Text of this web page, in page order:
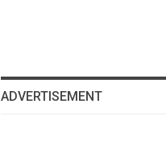
ADVERTISEMENT